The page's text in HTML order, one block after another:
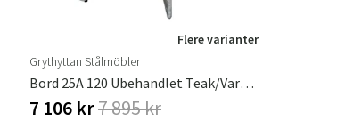
Flere varianter
Grythyttan Stålmöbler
Bord 25A 120 Ubehandlet Teak/Varmgalvaniseret Understel Grythyttan Stålmöbler
7 106 kr7 895 kr